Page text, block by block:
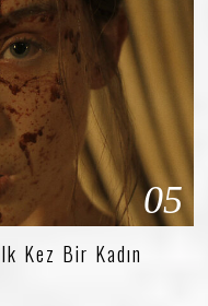
05
Kez Bir Kadın